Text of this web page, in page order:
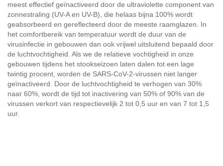
meest effectief geïnactiveerd door de ultraviolette component van
zonnestraling (UV-A en UV-B), die helaas bijna 100% wordt
geabsorbeerd en gereflecteerd door de meeste raamglazen. In
het comfortbereik van temperatuur wordt de duur van de
virusinfectie in gebouwen dan ook vrijwel uitsluitend bepaald door
de luchtvochtigheid. Als we de relatieve vochtigheid in onze
gebouwen tijdens het stookseizoen laten dalen tot een lage
twintig procent, worden de SARS-CoV-2-virussen niet langer
geïnactiveerd. Door de luchtvochtigheid te verhogen van 30%
naar 60%, wordt de tijd tot inactivering van 50% of 90% van de
virussen verkort van respectievelijk 2 tot 0,5 uur en van 7 tot 1,5
uur.